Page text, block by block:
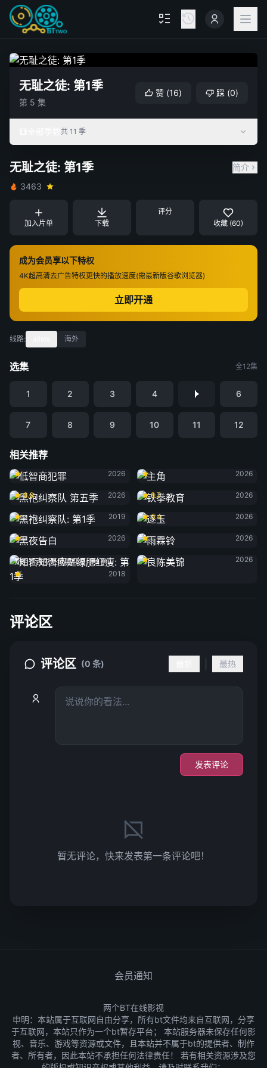
无耻之徒: 第1季
第 5 集
赞 (16) 踩 (0)
共 11 季
无耻之徒: 第1季
简介
3463
加入片单 下载
评分
收藏 (60)
成为会员享以下特权
4K超高清去广告特权更快的播放速度(需最新版谷歌浏览器)
立即开通
线路: 海外
选集 全12集
1 2 3 4 6
7 8 9 10 11 12
相关推荐
低智商犯罪
2026
2026
黑袍纠察队 第五季
6.6
2026
铁拳教育
8.7
2026
黑袍纠察队: 第1季
2019
逐玉
6.4
2026
黑夜告白
2026
雨霖铃
2026
知否知否应是绿肥红瘦: 第1季
2018
良陈美锦
2026
评论区
评论区 (0 条) 最热
发表评论
暂无评论，快来发表第一条评论吧！
会员通知
两个BT在线影视
申明：本站属于互联网自由分享，所有bt文件均来自互联网，分享
于互联网，本站只作为一个bt暂存平台； 本站服务器未保存任何影
视、音乐、游戏等资源或文件，且本站并不属于bt的提供者、制作
者、所有者，因此本站不承担任何法律责任！ 若有相关资源涉及您